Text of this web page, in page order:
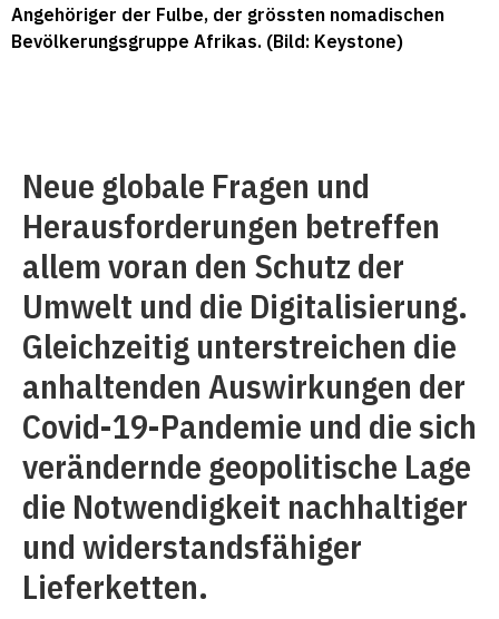
Angehöriger der Fulbe, der grössten nomadischen
Bevölkerungsgruppe Afrikas. (Bild: Keystone)
Neue globale Fragen und
Herausforderungen betreffen
allem voran den Schutz der
Umwelt und die Digitalisierung.
Gleichzeitig unterstreichen die
anhaltenden Auswirkungen der
Covid-19-Pandemie und die sich
verändernde geopolitische Lage
die Notwendigkeit nachhaltiger
und widerstandsfähiger
Lieferketten.